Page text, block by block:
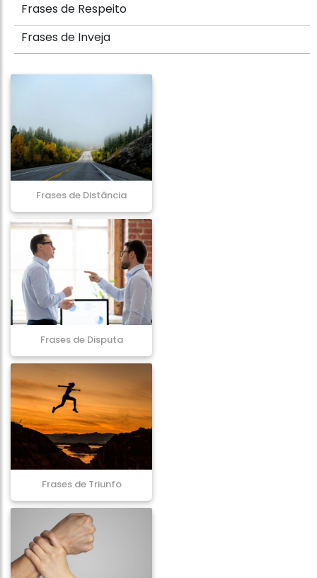
Frases de Respeito
Frases de Inveja
Frases de Distância
Frases de Disputa
Frases de Triunfo